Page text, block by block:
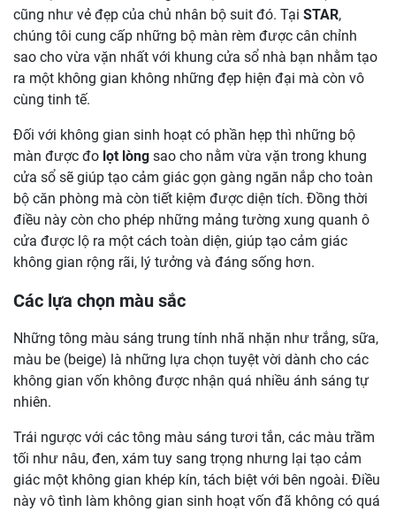
cũng như vẻ đẹp của chủ nhân bộ suit đó. Tại STAR,
chúng tôi cung cấp những bộ màn rèm được cân chỉnh
sao cho vừa vặn nhất với khung cửa sổ nhà bạn nhằm tạo
ra một không gian không những đẹp hiện đại mà còn vô
cùng tinh tế.
Đối với không gian sinh hoạt có phần hẹp thì những bộ
màn được đo lọt lòng sao cho nằm vừa vặn trong khung
cửa sổ sẽ giúp tạo cảm giác gọn gàng ngăn nắp cho toàn
bộ căn phòng mà còn tiết kiệm được diện tích. Đồng thời
điều này còn cho phép những mảng tường xung quanh ô
cửa được lộ ra một cách toàn diện, giúp tạo cảm giác
không gian rộng rãi, lý tưởng và đáng sống hơn.
Các lựa chọn màu sắc
Những tông màu sáng trung tính nhã nhặn như trắng, sữa,
màu be (beige) là những lựa chọn tuyệt vời dành cho các
không gian vốn không được nhận quá nhiều ánh sáng tự
nhiên.
Trái ngược với các tông màu sáng tươi tắn, các màu trầm
tối như nâu, đen, xám tuy sang trọng nhưng lại tạo cảm
giác một không gian khép kín, tách biệt với bên ngoài. Điều
này vô tình làm không gian sinh hoạt vốn đã không có quá